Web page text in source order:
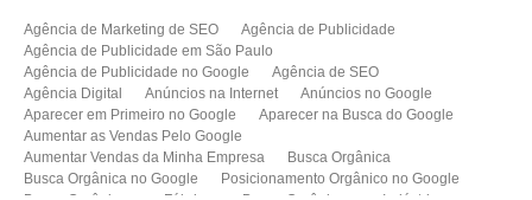
Agência de Marketing de SEO
Agência de Publicidade
Agência de Publicidade em São Paulo
Agência de Publicidade no Google
Agência de SEO
Agência Digital
Anúncios na Internet
Anúncios no Google
Aparecer em Primeiro no Google
Aparecer na Busca do Google
Aumentar as Vendas Pelo Google
Aumentar Vendas da Minha Empresa
Busca Orgânica
Busca Orgânica no Google
Posicionamento Orgânico no Google